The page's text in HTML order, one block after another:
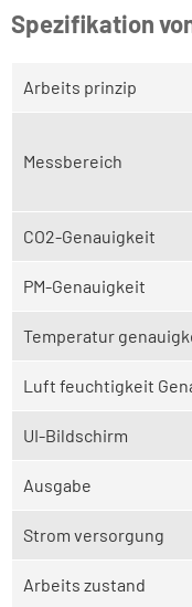
Spezifikation
Arbeits prinzip
Messbereich
CO2-Genauigkeit
PM-Genauigkeit
Temperatur
Luft feuchtigkeit
UI-Bildschirm
Ausgabe
Strom versorgung
Arbeits zustand